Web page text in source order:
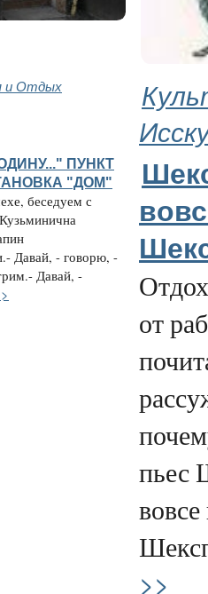
и Отдых
ПУНКТ
"ДОМ"
беседуем с
Давай, - говорю, -
Давай, -
от
пьес
вовсе
>>